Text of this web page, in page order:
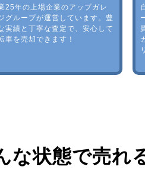
25年の上場企業のアップガレ
グループが運営しています。豊
実績と丁寧な査定で、安心して
車を売却できます！
な状態で売れ